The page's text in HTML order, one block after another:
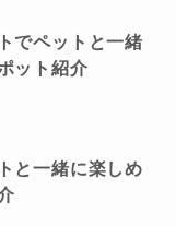
でペットと一緒
ット紹介
と一緒に楽しめ